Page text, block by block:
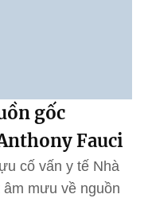
gốc
Fauci
cố vấn y tế Nhà
mưu về nguồn